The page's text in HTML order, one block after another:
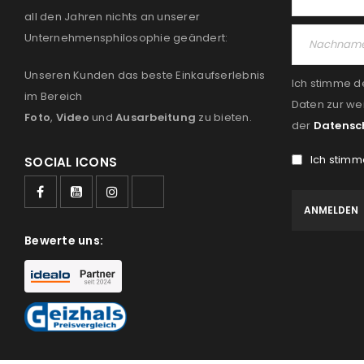
all den Jahren nichts an unserer
Unternehmensphilosophie geändert:
Unseren Kunden das beste Einkaufserlebnis
im Bereich
Foto, Video und Ausarbeitung zu bieten.
SOCIAL ICONS
Bewerte uns:
Ich stimme
Daten zur
der
Ich